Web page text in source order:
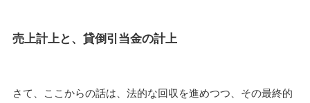
売上計上と、貸倒引当金の計上
さて、ここからの話は、法的な回収を進めつつ、その最終的